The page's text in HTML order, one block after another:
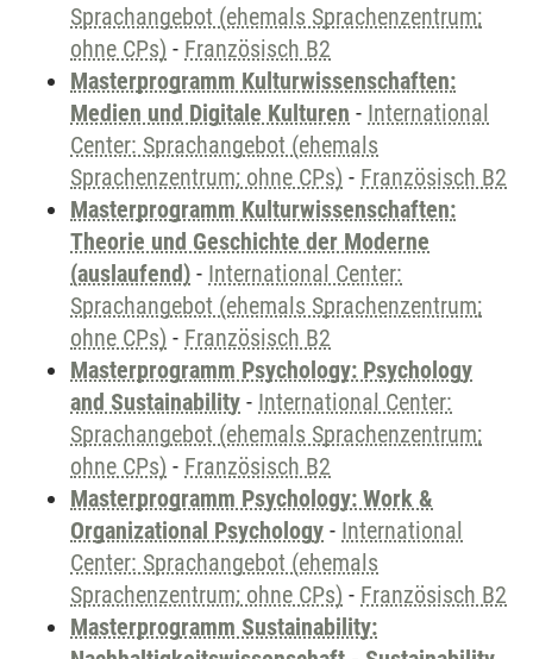
Sprachangebot (ehemals Sprachenzentrum;
ohne CPs) - Französisch B2
Masterprogramm Kulturwissenschaften:
Medien und Digitale Kulturen - International
Center: Sprachangebot (ehemals
Sprachenzentrum; ohne CPs) - Französisch B2
Masterprogramm Kulturwissenschaften:
Theorie und Geschichte der Moderne
(auslaufend) - International Center:
Sprachangebot (ehemals Sprachenzentrum;
ohne CPs) - Französisch B2
Masterprogramm Psychology: Psychology
and Sustainability - International Center:
Sprachangebot (ehemals Sprachenzentrum;
ohne CPs) - Französisch B2
Masterprogramm Psychology: Work &
Organizational Psychology - International
Center: Sprachangebot (ehemals
Sprachenzentrum; ohne CPs) - Französisch B2
Masterprogramm Sustainability: